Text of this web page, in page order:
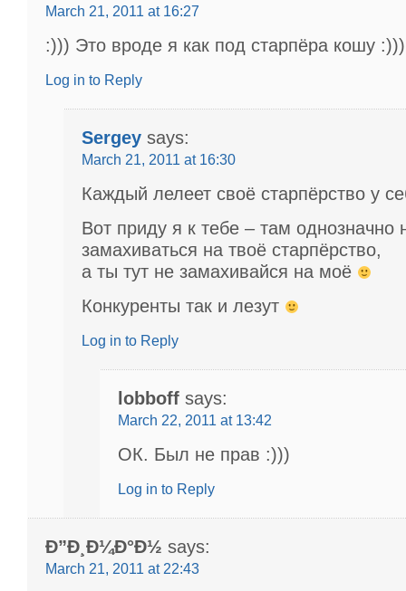
March 21, 2011 at 16:27
:))) Это вроде я как под старпёра кошу :)))
Log in to Reply
Sergey says:
March 21, 2011 at 16:30
Каждый лелеет своё старпёрство у
Вот приду я к тебе – там однозначно
замахиваться на твоё старпёрство,
а ты тут не замахивайся на моё
Конкуренты так и лезут
Log in to Reply
lobboff says:
March 22, 2011 at 13:42
ОК. Был не прав :)))
Log in to Reply
Ð”Ð¸Ð¼Ð°Ð½ says:
March 21, 2011 at 22:43